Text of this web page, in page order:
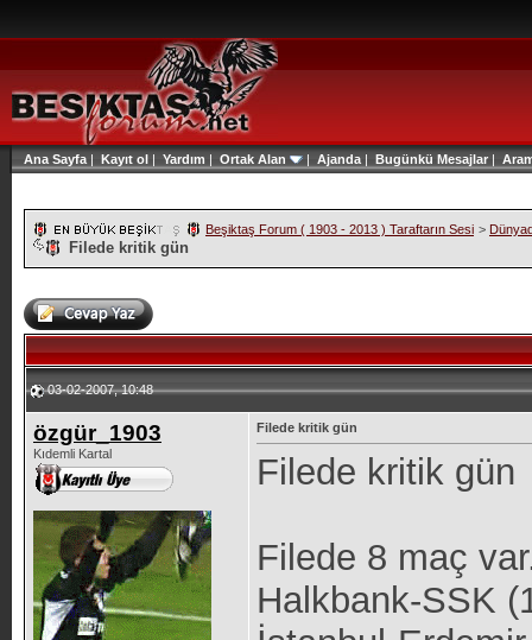
Ana Sayfa | Kayıt ol | Yardım | Ortak Alan | Ajanda | Bugünkü Mesajlar|
Beşiktaş Forum ( 1903 - 2013 ) Taraftarın Sesi >
Filede kritik gün
03-02-2007, 10:48
özgür_1903
Kıdemli Kartal
Filede kritik gün
Filede kritik gün
Filede 8 maç
Halkbank-SSK